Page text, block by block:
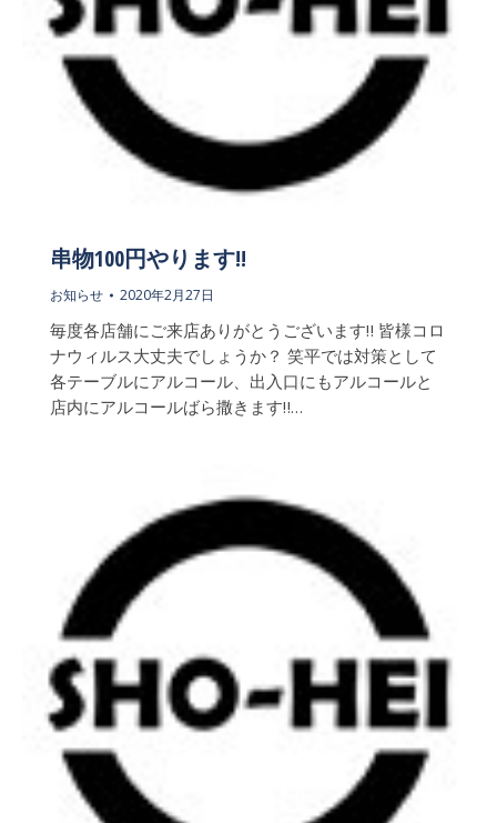
串物100円やります!!
お知らせ 2020年2月27日
毎度各店舗にご来店ありがとうございます‼️ 皆様コロ
ナウィルス大丈夫でしょうか？ 笑平では対策として
各テーブルにアルコール、出入口にもアルコールと
店内にアルコールばら撒きます‼…